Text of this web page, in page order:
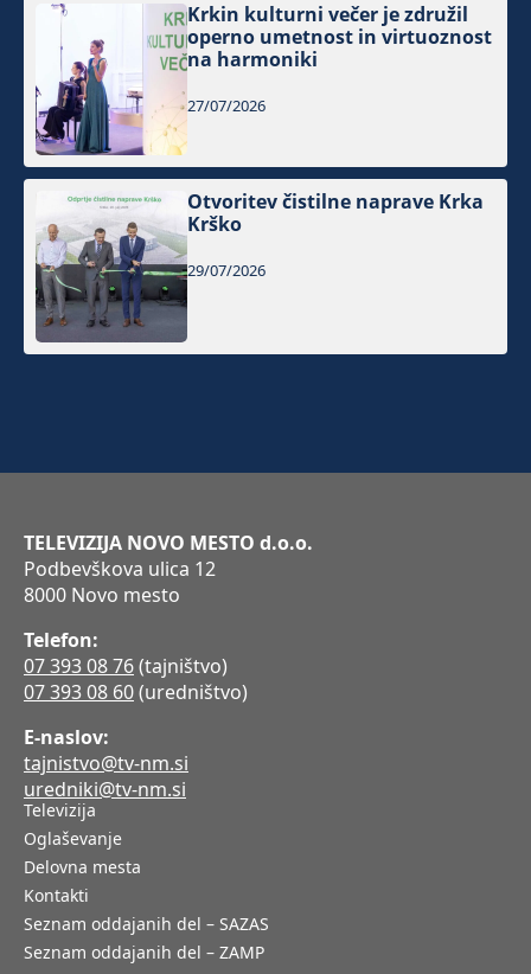
Krkin kulturni večer je združil
operno umetnost in virtuoznost
na harmoniki
27/07/2026
Otvoritev čistilne naprave Krka
Krško
29/07/2026
TELEVIZIJA NOVO MESTO d.o.o.
Podbevškova ulica 12
8000 Novo mesto
Telefon:
07 393 08 76(tajništvo)
07 393 08 60(uredništvo)
E-naslov:
tajnistvo@tv-nm.si
uredniki@tv-nm.si
Televizija
Oglaševanje
Delovna mesta
Kontakti
Seznam oddajanih del – SAZAS
Seznam oddajanih del – ZAMP